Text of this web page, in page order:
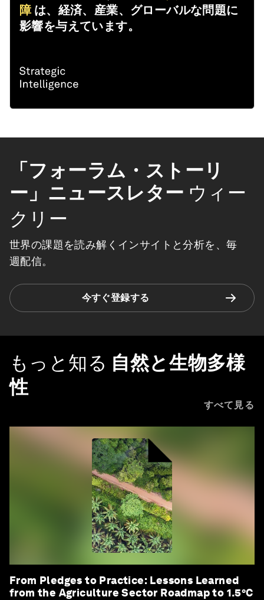
障 は、経済、産業、グローバルな問題に
影響を与えています。
「フォーラム・ストーリ
ー」ニュースレター ウィー
クリー
世界の課題を読み解くインサイトと分析を、毎
週配信。
今すぐ登録する
もっと知る 自然と生物多様
性
すべて見る
From Pledges to Practice: Lessons Learned
from the Agriculture Sector Roadmap to 1.5°C